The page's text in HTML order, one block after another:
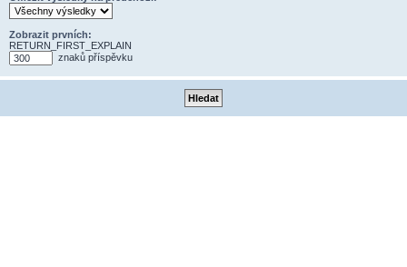
Zobrazit prvních:
RETURN_FIRST_EXPLAIN
znaků příspěvku